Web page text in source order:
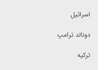
اسرائیل
دونالد ترامپ
ترکیه